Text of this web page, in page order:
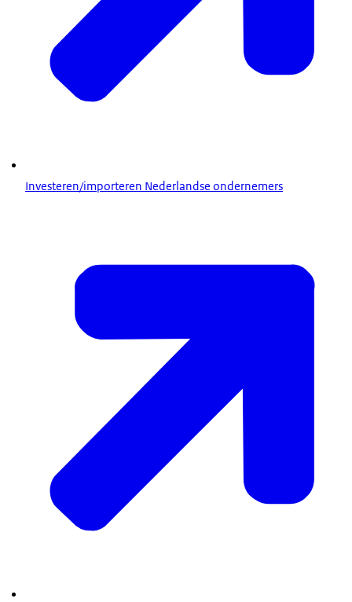
Investeren/importeren Nederlandse ondernemers